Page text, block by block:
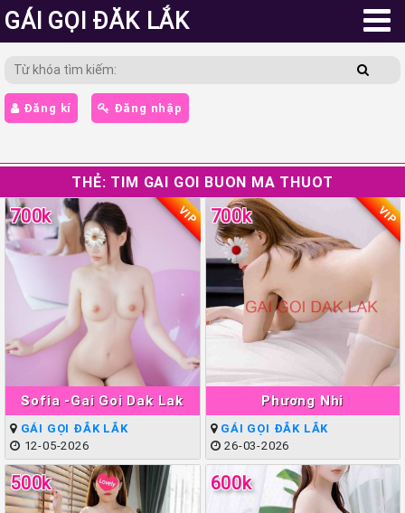
GÁI GỌI ĐĂK LẮK
Đăng kí Đăng nhập
THẺ: TIM GAI GOI BUON MA THUOT
Sofia -Gai Goi Dak Lak
700k VIP
GÁI GỌI ĐẮK LẮK
12-05-2026
Phương Nhi
700k VIP
GÁI GỌI ĐẮK LẮK
26-03-2026
500k 600k